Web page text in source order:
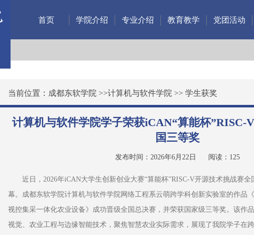
首页 学院介绍 专业介绍 教育教学 党团活动
当前位置： 成都东软学院 >>计算机与软件学院 >> 学生获奖
计算机与软件学院学子荣获iCAN“算能杯”RISC-
国三等奖
发布时间：2026年6月22日 阅读： 125
近日，2026年iCAN大学生创新创业大赛“算能杯”RISC-V开源技术挑战赛
幕。成都东软学院计算机与软件学院网络工程系云萌跨学科创新实验室的作品
视控集采一体化农业设备》成功晋级全国总决赛，并荣获国家级三等奖。该作
视觉、农业工程与边缘智能技术，聚焦智慧农业实际需求，展现了我院学子在